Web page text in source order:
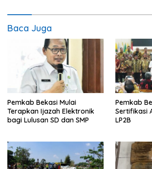
Baca Juga
Pemkab Bekasi Mulai
Terapkan Ijazah Elektronik
bagi Lulusan SD dan SMP
Pemkab
Sertifikasi
LP2B